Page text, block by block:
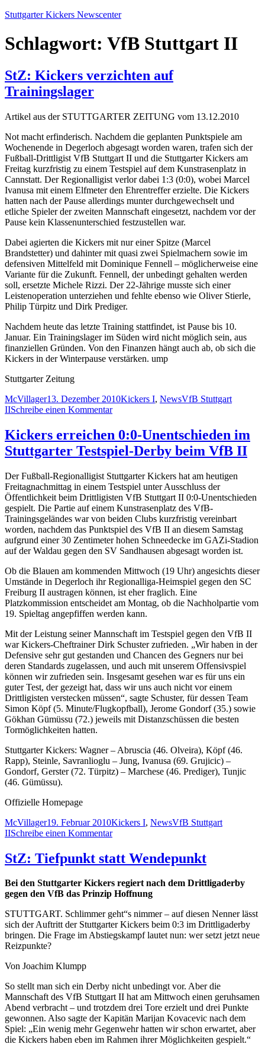
Zum
springen
Stuttgarter Kickers Newscenter
Schlagwort: VfB Stuttgart II
StZ: Kickers verzichten auf
Trainingslager
Artikel aus der STUTTGARTER ZEITUNG vom 13.12.2010
Not macht erfinderisch. Nachdem die geplanten Punktspiele am
Wochenende in Degerloch abgesagt worden waren, trafen sich der
Fußball-Drittligist VfB Stuttgart II und die Stuttgarter Kickers am
Freitag kurzfristig zu einem Testspiel auf dem Kunstrasenplatz in
Cannstatt. Der Regionalligist verlor dabei 1:3 (0:0), wobei Marcel
Ivanusa mit einem Elfmeter den Ehrentreffer erzielte. Die Kickers
hatten nach der Pause allerdings munter durchgewechselt und
etliche Spieler der zweiten Mannschaft eingesetzt, nachdem vor der
Pause kein Klassenunterschied festzustellen war.
Dabei agierten die Kickers mit nur einer Spitze (Marcel
Brandstetter) und dahinter mit quasi zwei Spielmachern sowie im
defensiven Mittelfeld mit Dominique Fennell – möglicherweise eine
Variante für die Zukunft. Fennell, der unbedingt gehalten werden
soll, ersetzte Michele Rizzi. Der 22-Jährige musste sich einer
Leistenoperation unterziehen und fehlte ebenso wie Oliver Stierle,
Philip Türpitz und Dirk Prediger.
Nachdem heute das letzte Training stattfindet, ist Pause bis 10.
Januar. Ein Trainingslager im Süden wird nicht möglich sein, aus
finanziellen Gründen. Von den Finanzen hängt auch ab, ob sich die
Kickers in der Winterpause verstärken. ump
Stuttgarter Zeitung
Autor
McVillagerVeröffentlicht
am
13. Dezember 2010Kategorien
Kickers I, NewsSchlagwörter
VfB Stuttgart
IISchreibe einen Kommentarzu
Kickers
verzichten
auf
Kickers erreichen 0:0-Unentschieden im
Stuttgarter Testspiel-Derby beim VfB II
Der Fußball-Regionalligist Stuttgarter Kickers hat am heutigen
Freitagnachmittag in einem Testspiel unter Ausschluss der
Öffentlichkeit beim Drittligisten VfB Stuttgart II 0:0-Unentschieden
gespielt. Die Partie auf einem Kunstrasenplatz des VfB-
Trainingsgeländes war von beiden Clubs kurzfristig vereinbart
worden, nachdem das Punktspiel des VfB II an diesem Samstag
aufgrund einer 30 Zentimeter hohen Schneedecke im GAZi-Stadion
auf der Waldau gegen den SV Sandhausen abgesagt worden ist.
Ob die Blauen am kommenden Mittwoch (19 Uhr) angesichts dieser
Umstände in Degerloch ihr Regionalliga-Heimspiel gegen den SC
Freiburg II austragen können, ist eher fraglich. Eine
Platzkommission entscheidet am Montag, ob die Nachholpartie vom
19. Spieltag angepfiffen werden kann.
Mit der Leistung seiner Mannschaft im Testspiel gegen den VfB II
war Kickers-Cheftrainer Dirk Schuster zufrieden. „Wir haben in der
Defensive sehr gut gestanden und Chancen des Gegners nur bei
deren Standards zugelassen, und auch mit unserem Offensivspiel
können wir zufrieden sein. Insgesamt gesehen war es für uns ein
guter Test, der gezeigt hat, dass wir uns auch nicht vor einem
Drittligisten verstecken müssen“, sagte Schuster, für dessen Team
Simon Köpf (5. Minute/Flugkopfball), Jerome Gondorf (35.) sowie
Gökhan Gümüssu (72.) jeweils mit Distanzschüssen die besten
Tormöglichkeiten hatten.
Stuttgarter Kickers: Wagner – Abruscia (46. Olveira), Köpf (46.
Rapp), Steinle, Savranlioglu – Jung, Ivanusa (69. Grujicic) –
Gondorf, Gerster (72. Türpitz) – Marchese (46. Prediger), Tunjic
(46. Gümüssu).
Offizielle Homepage
Autor
McVillagerVeröffentlicht
am
19. Februar 2010Kategorien
Kickers I, NewsSchlagwörter
VfB Stuttgart
IISchreibe einen Kommentarzu
erreichen
0:0-
im
Stuttgarter
Derby
beim
VfB
StZ: Tiefpunkt statt Wendepunkt
Bei den Stuttgarter Kickers regiert nach dem Drittligaderby
gegen den VfB das Prinzip Hoffnung
STUTTGART. Schlimmer geht“s nimmer – auf diesen Nenner lässt
sich der Auftritt der Stuttgarter Kickers beim 0:3 im Drittligaderby
bringen. Die Frage im Abstiegskampf lautet nun: wer setzt jetzt neue
Reizpunkte?
Von Joachim Klumpp
So stellt man sich ein Derby nicht unbedingt vor. Aber die
Mannschaft des VfB Stuttgart II hat am Mittwoch einen geruhsamen
Abend verbracht – und trotzdem drei Tore erzielt und drei Punkte
gewonnen. Also sagte der Kapitän Marijan Kovacevic nach dem
Spiel: „Ein wenig mehr Gegenwehr hatten wir schon erwartet, aber
die Kickers haben eben im Rahmen ihrer Möglichkeiten gespielt.“